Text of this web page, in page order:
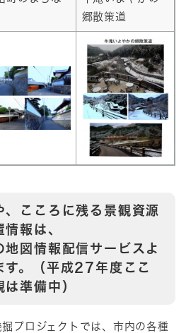
郷散策道
、こころに残る景観資源
報は、
地図情報配信サービスよ
す。（平成27年度ここ
準備中）
プロジェクトでは、市内の各種